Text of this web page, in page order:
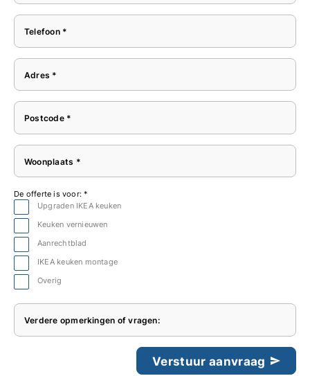
Telefoon *
Adres *
Postcode *
Woonplaats *
De offerte is voor: *
Upgraden IKEA keuken
Keuken vernieuwen
Aanrechtblad
IKEA keuken montage
Overig
Verdere opmerkingen of vragen:
Verstuur aanvraag